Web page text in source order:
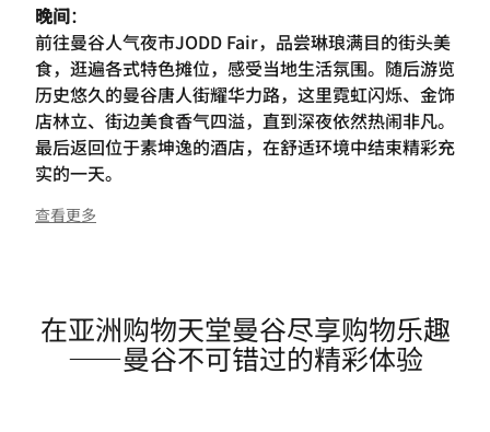
晚间：
前往曼谷人气夜市JODD Fair，品尝琳琅满目的街头美
食，逛遍各式特色摊位，感受当地生活氛围。随后游览
历史悠久的曼谷唐人街耀华力路，这里霓虹闪烁、金饰
店林立、街边美食香气四溢，直到深夜依然热闹非凡。
最后返回位于素坤逸的酒店，在舒适环境中结束精彩充
实的一天。
查看更多
在亚洲购物天堂曼谷尽享购物乐趣
——曼谷不可错过的精彩体验